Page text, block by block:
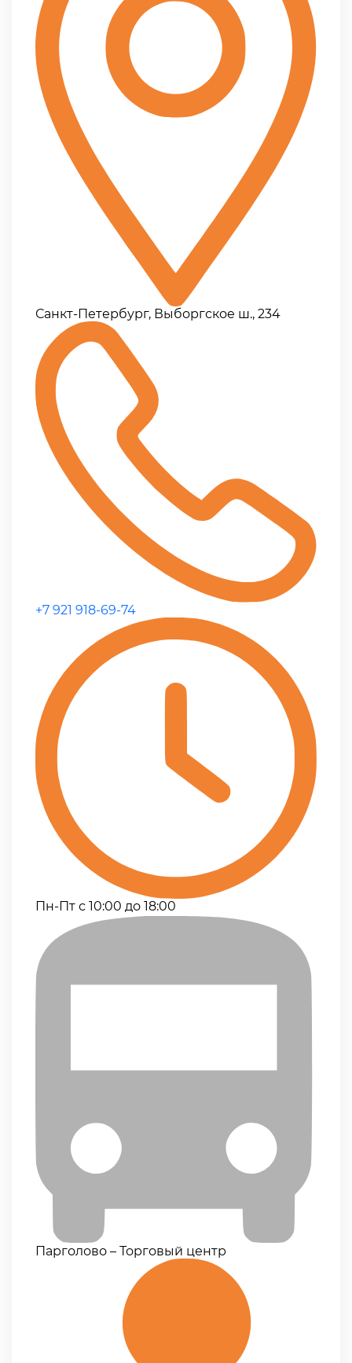
Санкт-Петербург, Выборгское ш., 234
+7 921 918-69-74
Пн-Пт с 10:00 до 18:00
Парголово – Торговый центр